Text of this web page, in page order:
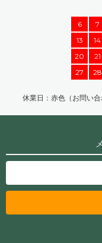
6
7
13
14
20
21
27
28
休業日：赤色（お問い